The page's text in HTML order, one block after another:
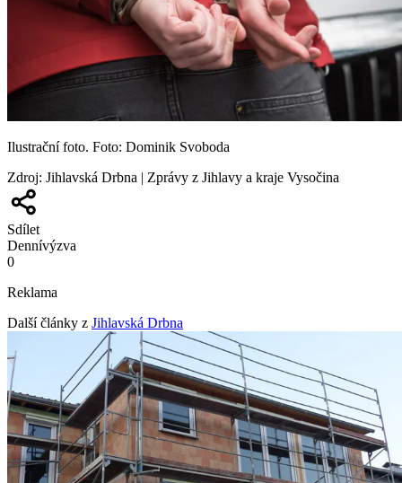
Ilustrační foto. Foto: Dominik Svoboda
Zdroj: Jihlavská Drbna | Zprávy z Jihlavy a kraje Vysočina
Sdílet
Dennívýzva
0
Reklama
Další články z Jihlavská Drbna